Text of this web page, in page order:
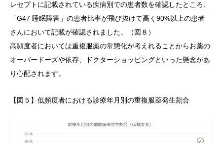
レセプトに記載されている疾病別での患者数を確認したところ、
「G47 睡眠障害」の患者比率が飛び抜けて高く90%以上の患者
さんにおいて記載が確認されました。（図８）
高頻度者においては重複服薬の常態化が考えれることからお薬の
オーバードーズや依存、ドクターショッピングといった懸念があ
り心配されます。
【図５】低頻度者における診療年月別の重複服薬発生割合